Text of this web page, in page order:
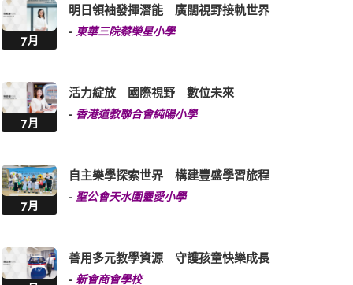
7月
明日領袖發揮潛能 廣闊視野接軌世界
- 東華三院蔡榮星小學
7月
活力綻放 國際視野 數位未來
- 香港道教聯合會純陽小學
7月
自主樂學探索世界 構建豐盛學習旅程
- 聖公會天水圍靈愛小學
善用多元教學資源 守護孩童快樂成長
- 新會商會學校